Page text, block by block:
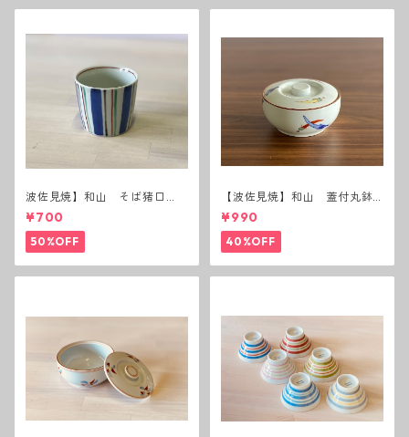
波佐見焼】和山 そば猪口
（十草）
¥700
50%OFF
【波佐見焼】和山 蓋付丸鉢
(唐辛子)
¥990
40%OFF